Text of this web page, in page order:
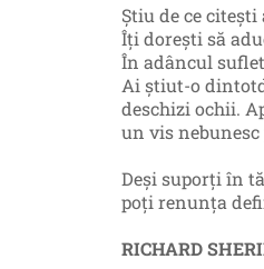
Știu de ce citeşti
Îţi doreşti să
În adâncul
Ai ştiut-o
deschizi ochii.
un vis
Deşi suporţi în
poţi renunţa
RICHARD